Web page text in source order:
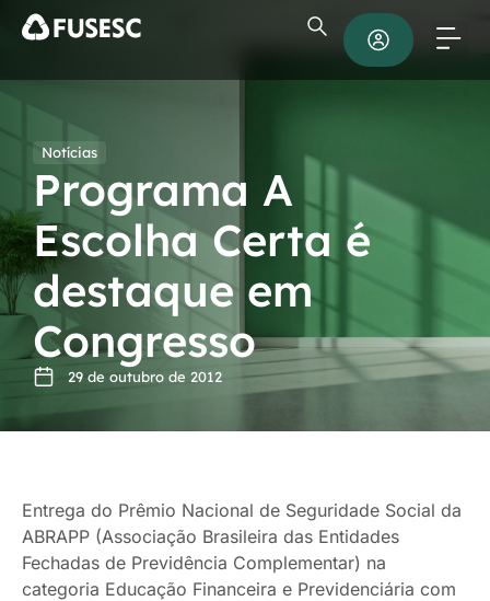
Notícias
Programa A
Escolha Certa é
destaque em
Congresso
29 de outubro de 2012
Entrega do Prêmio Nacional de Seguridade Social da
ABRAPP (Associação Brasileira das Entidades
Fechadas de Previdência Complementar) na
categoria Educação Financeira e Previdenciária com